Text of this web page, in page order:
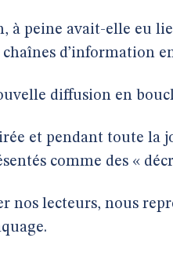
à peine avait-elle eu
d’information
diffusion en
et pendant toute la
comme des «
nos lecteurs, nous